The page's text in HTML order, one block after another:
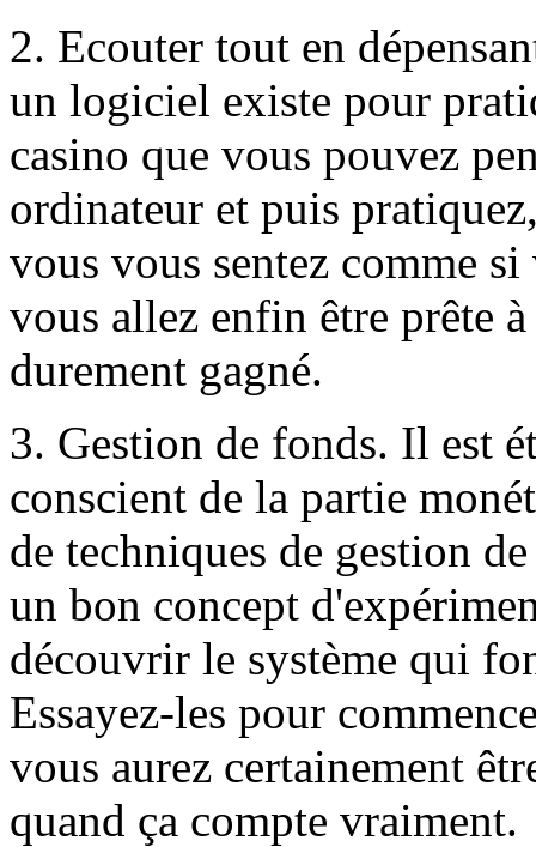
2. Ecouter tout en
un logiciel existe pour
casino que vous pouvez
ordinateur et puis
vous vous sentez comme
vous allez enfin être prête
durement gagné.
3. Gestion de fonds. Il est
conscient de la partie
de techniques de gestion
un bon concept
découvrir le système qui
Essayez-les pour
vous aurez certainement
quand ça compte vraiment.